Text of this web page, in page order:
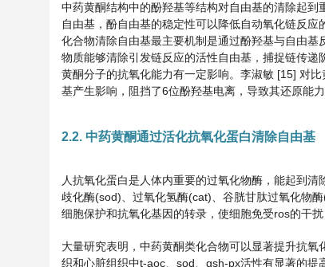
中药黄酮结构中的酚羟基等结构对自由基的清除起
自由基，酚自由基的稳定性可以降低自动氧化链反
化合物清除自由基最主要机制是通过酚羟基与自由
物质能够清除引发链反应的活性自由基，捕捉链传
黄酮分子的抗氧化能力有一定影响。李淑敏 [15] 对
基产生影响，阻挡了6位酚羟基电离，导致其还原能
2.2. 中药黄酮通过活化抗氧化蛋白清除自由基
人抗氧化蛋白是人体内重要的过氧化物酶，能起到
歧化酶(sod)、过氧化氢酶(cat)、谷胱甘肽过氧化物
细胞保护和抗氧化基因的转录，使细胞免受ros的干
大量研究表明，中药黄酮类化合物可以显著提升抗
织和心脏组织中t-aoc、sod、gsh-px活性有显著的